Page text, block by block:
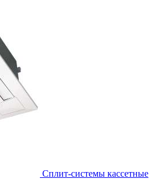
Сплит-системы кассетные